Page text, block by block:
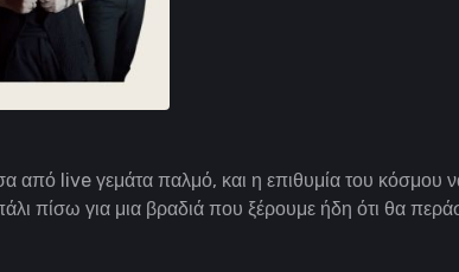
από live γεμάτα παλμό, και η επιθυμία του κόσμου
πίσω για μια βραδιά που ξέρουμε ήδη ότι θα